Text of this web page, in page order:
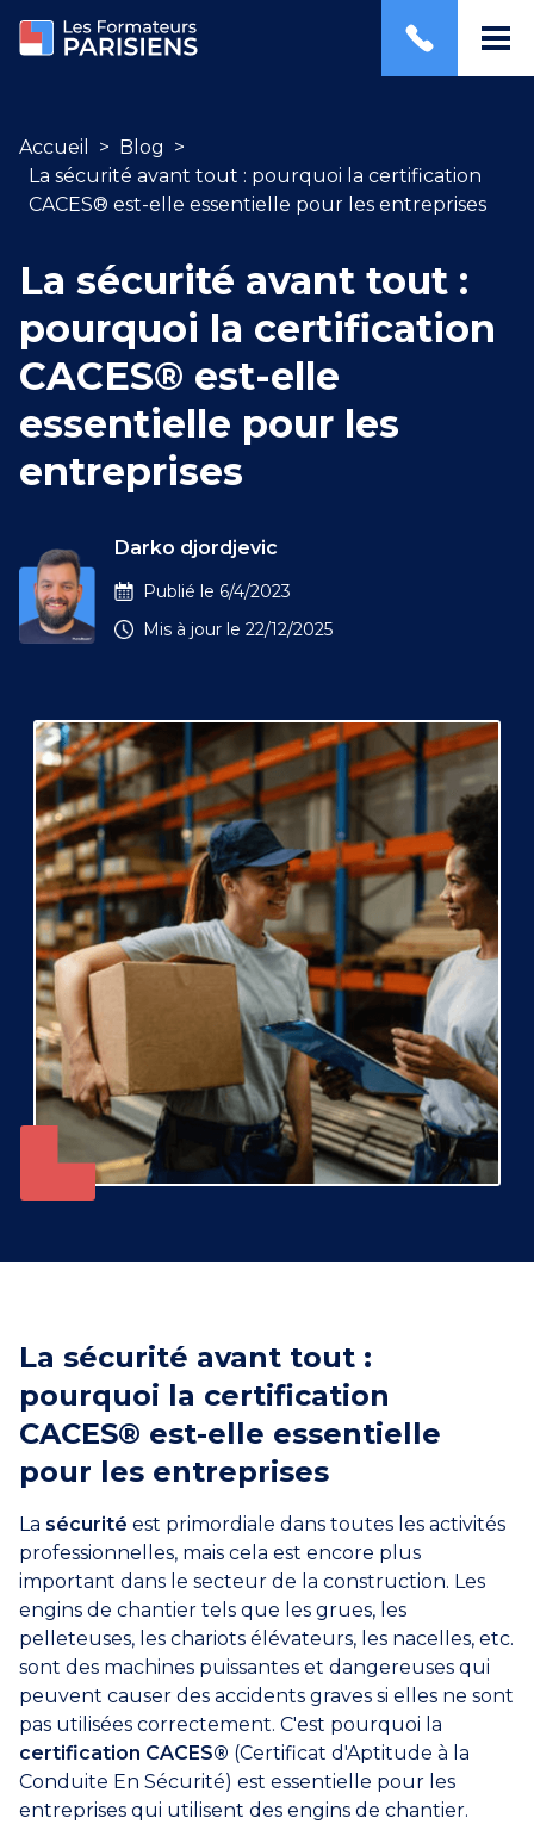
Accueil > Blog >
La sécurité avant tout : pourquoi la certification
CACES® est-elle essentielle pour les entreprises
La sécurité avant tout :
pourquoi la certification
CACES® est-elle
essentielle pour les
entreprises
Darko djordjevic
Publié le 6/4/2023
Mis à jour le 22/12/2025
La sécurité avant tout :
pourquoi la certification
CACES® est-elle essentielle
pour les entreprises
La sécurité est primordiale dans toutes les activités
professionnelles, mais cela est encore plus
important dans le secteur de la construction. Les
engins de chantier tels que les grues, les
pelleteuses, les chariots élévateurs, les nacelles, etc.
sont des machines puissantes et dangereuses qui
peuvent causer des accidents graves si elles ne sont
pas utilisées correctement. C'est pourquoi la
certification CACES® (Certificat d'Aptitude à la
Conduite En Sécurité) est essentielle pour les
entreprises qui utilisent des engins de chantier.